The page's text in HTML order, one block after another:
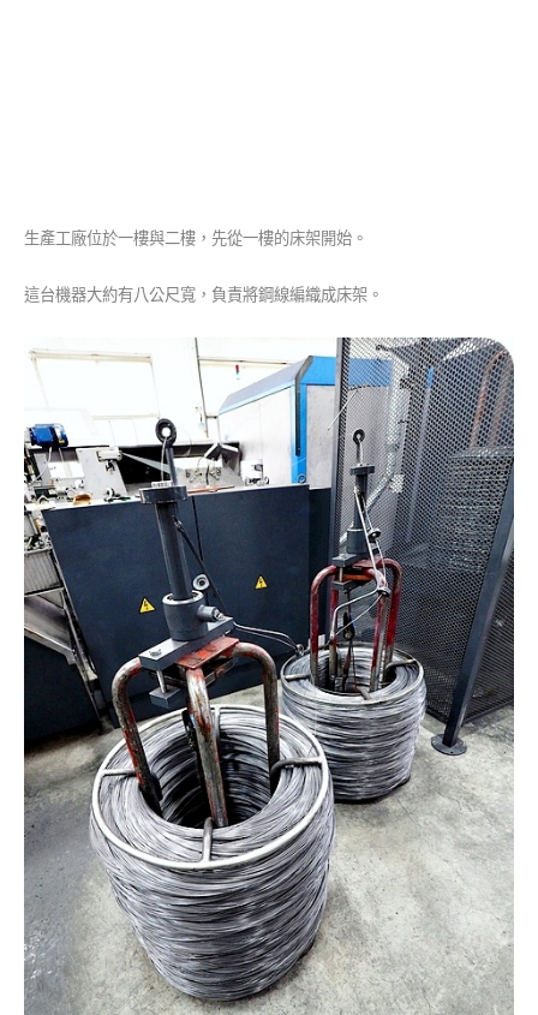
生產工廠位於一樓與二樓，先從一樓的床架開始。
這台機器大約有八公尺寬，負責將鋼線編織成床架。